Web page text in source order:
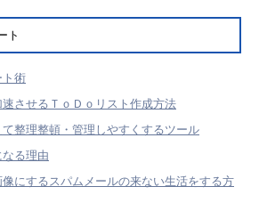
ト
ト術
させるＴｏＤｏリスト作成方法
整理整頓・管理しやすくするツール
る理由
にするスパムメールの来ない生活をする方